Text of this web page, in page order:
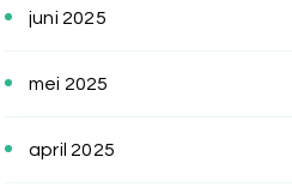
juni 2025
mei 2025
april 2025